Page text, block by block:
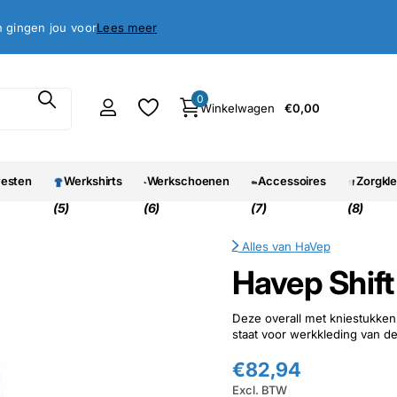
geld terug garantieLees meer
Winkelwagen
0
€0,00
Werkshirts
(5)
Werkschoenen
(6)
Accessoires
(7) (8)
Alles van HaVep
Havep
Deze overall met
staat voor werkkleding van
€82,94
Excl. BTW